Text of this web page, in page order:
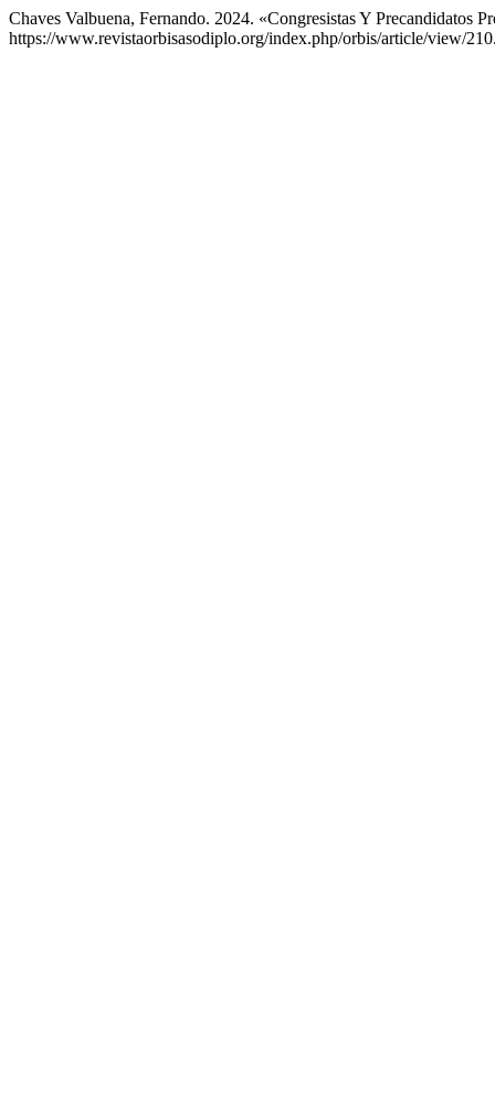
Chaves Valbuena, Fernando. 2024. «Congresistas Y Precandidatos
https://www.revistaorbisasodiplo.org/index.php/orbis/article/view/